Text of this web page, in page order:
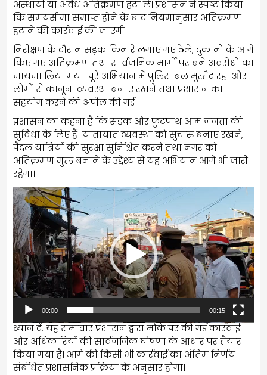
अस्थायी या अवैध अतिक्रमण हटा लें। प्रशासन ने स्पष्ट किया
कि समयसीमा समाप्त होने के बाद नियमानुसार अतिक्रमण
हटाने की कार्रवाई की जाएगी।
निरीक्षण के दौरान सड़क किनारे लगाए गए ठेले, दुकानों के आगे
किए गए अतिक्रमण तथा सार्वजनिक मार्गों पर बने अवरोधों का
जायजा लिया गया। पूरे अभियान में पुलिस बल मुस्तैद रहा और
लोगों से कानून-व्यवस्था बनाए रखने तथा प्रशासन का
सहयोग करने की अपील की गई।
प्रशासन का कहना है कि सड़क और फुटपाथ आम जनता की
सुविधा के लिए हैं। यातायात व्यवस्था को सुचारु बनाए रखने,
पैदल यात्रियों की सुरक्षा सुनिश्चित करने तथा नगर को
अतिक्रमण मुक्त बनाने के उद्देश्य से यह अभियान आगे भी जारी
रहेगा।
Video
Player
00:00 00:15
ध्यान दें: यह समाचार प्रशासन द्वारा मौके पर की गई कार्रवाई
और अधिकारियों की सार्वजनिक घोषणा के आधार पर तैयार
किया गया है। आगे की किसी भी कार्रवाई का अंतिम निर्णय
संबंधित प्रशासनिक प्रक्रिया के अनुसार होगा।